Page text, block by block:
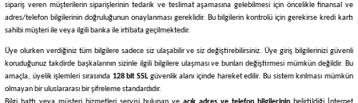
sipariş veren müşterilerin siparişlerinin tedarik ve teslimat aşamasına gelebilmesi için öncelikle finansal ve
adres/telefon bilgilerinin doğruluğunun onaylanması gereklidir. Bu bilgilerin kontrolü için gerekirse kredi kartı
sahibi müşteri ile veya ilgili banka ile irtibata geçilmektedir.
Üye olurken verdiğiniz tüm bilgilere sadece siz ulaşabilir ve siz değiştirebilirsiniz. Üye giriş bilgilerinizi güvenli
koruduğunuz takdirde başkalarının sizinle ilgili bilgilere ulaşması ve bunları değiştirmesi mümkün değildir. Bu
amaçla, üyelik işlemleri sırasında 128 bit SSL güvenlik alanı içinde hareket edilir. Bu sistem kırılması mümkün
olmayan bir uluslararası bir şifreleme standardıdır.